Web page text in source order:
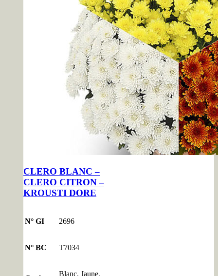
CLERO BLANC –
CLERO CITRON –
KROUSTI DORE
N° GI 2696
N° BC T7034
Blanc, Jaune,